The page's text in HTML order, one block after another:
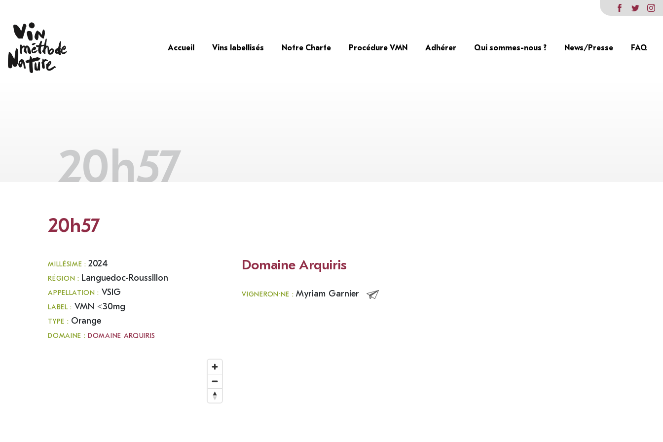
Accueil Vins labellisés Notre Charte Procédure VMN Adhérer Qui sommes-nous ? News/Presse FAQ
20h57
20h57
MILLÉSIME :2024
RÉGION : Languedoc-Roussillon
APPELLATION : VSIG
LABEL : VMN <30mg
TYPE : Orange
DOMAINE :DOMAINE ARQUIRIS
Domaine Arquiris
VIGNERON·NE :Myriam Garnier